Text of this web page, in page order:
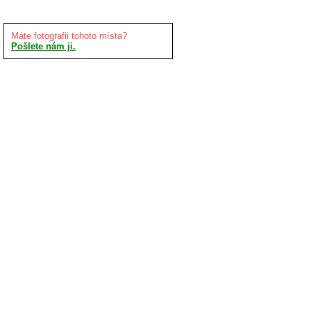
Máte fotografii tohoto místa?
Pošlete nám ji.